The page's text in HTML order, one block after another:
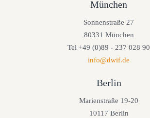
München
Sonnenstraße 27
80331 München
Tel +49 (0)89 - 237 028 90
info@dwif.de
Berlin
Marienstraße 19-20
10117 Berlin